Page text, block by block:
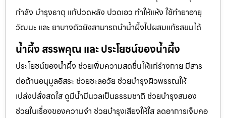
กำลัง บำรุงธาตุ แก้ปวดหลัง ปวดเอว ทำให้แห้ง ใช้ทำยาอายุ
วัฒนะ และ ยาบางตัวยังสามารถนำน้ำผึ้งไปผสมแก้รสขมได้
น้ำผึ้ง สรรพคุณ และ ประโยชน์ของน้ำผึ้ง
ประโยชน์ของน้ำผึ้ง ช่วยเพิ่มความสดชื่นให้แก่ร่างกาย มีสาร
ต่อต้านอนุมูลอิสระ ช่วยชะลอวัย ช่วยบำรุงผิวพรรณให้
เปล่งปลั่งสดใส ดูมีน้ำมีนวลเป็นธรรมชาติ ช่วยบำรุงสมอง
ช่วยในเรื่องของความจำ ช่วยบำรุงเสียงให้ใส ลดอาการเจ็บคอ